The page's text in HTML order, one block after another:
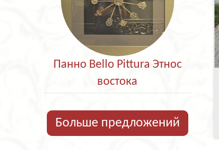
Панно Bello Pittura Этнос
востока
Больше предложений